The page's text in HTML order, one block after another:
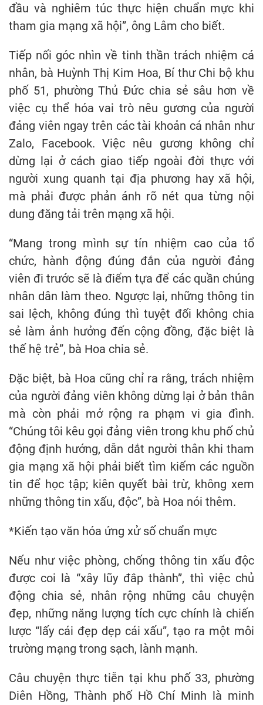
đầu và nghiêm túc thực hiện chuẩn mực khi
tham gia mạng xã hội”, ông Lâm cho biết.
Tiếp nối góc nhìn về tinh thần trách nhiệm cá
nhân, bà Huỳnh Thị Kim Hoa, Bí thư Chi bộ khu
phố 51, phường Thủ Đức chia sẻ sâu hơn về
việc cụ thể hóa vai trò nêu gương của người
đảng viên ngay trên các tài khoản cá nhân như
Zalo, Facebook. Việc nêu gương không chỉ
dừng lại ở cách giao tiếp ngoài đời thực với
người xung quanh tại địa phương hay xã hội,
mà phải được phản ánh rõ nét qua từng nội
dung đăng tải trên mạng xã hội.
“Mang trong mình sự tín nhiệm cao của tổ
chức, hành động đúng đắn của người đảng
viên đi trước sẽ là điểm tựa để các quần chúng
nhân dân làm theo. Ngược lại, những thông tin
sai lệch, không đúng thì tuyệt đối không chia
sẻ làm ảnh hưởng đến cộng đồng, đặc biệt là
thế hệ trẻ”, bà Hoa chia sẻ.
Đặc biệt, bà Hoa cũng chỉ ra rằng, trách nhiệm
của người đảng viên không dừng lại ở bản thân
mà còn phải mở rộng ra phạm vi gia đình.
“Chúng tôi kêu gọi đảng viên trong khu phố chủ
động định hướng, dẫn dắt người thân khi tham
gia mạng xã hội phải biết tìm kiếm các nguồn
tin để học tập; kiên quyết bài trừ, không xem
những thông tin xấu, độc”, bà Hoa nói thêm.
*Kiến tạo văn hóa ứng xử số chuẩn mực
Nếu như việc phòng, chống thông tin xấu độc
được coi là “xây lũy đắp thành”, thì việc chủ
động chia sẻ, nhân rộng những câu chuyện
đẹp, những năng lượng tích cực chính là chiến
lược “lấy cái đẹp dẹp cái xấu”, tạo ra một môi
trường mạng trong sạch, lành mạnh.
Câu chuyện thực tiễn tại khu phố 33, phường
Diên Hồng, Thành phố Hồ Chí Minh là minh